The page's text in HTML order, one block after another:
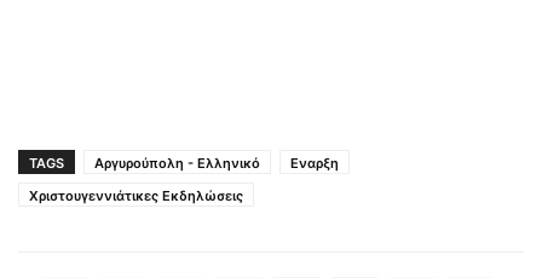
TAGS Αργυρούπολη - Ελληνικό
Εναρξη
Χριστουγεννιάτικες Εκδηλώσεις